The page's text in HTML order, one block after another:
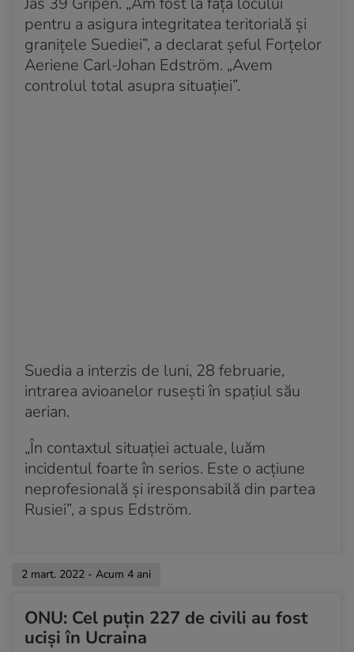
pentru a asigura integritatea teritorială și
granițele Suediei”, a declarat șeful Forțelor
Aeriene Carl-Johan Edström. „Avem
controlul total asupra situației”.
Suedia a interzis de luni, 28 februarie,
intrarea avioanelor rusești în spațiul său
aerian.
„În contaxtul situației actuale, luăm
incidentul foarte în serios. Este o acțiune
neprofesională și iresponsabilă din partea
Rusiei”, a spus Edström.
2 mart. 2022 - Acum 4 ani
ONU: Cel puțin 227 de civili au fost
uciși în Ucraina